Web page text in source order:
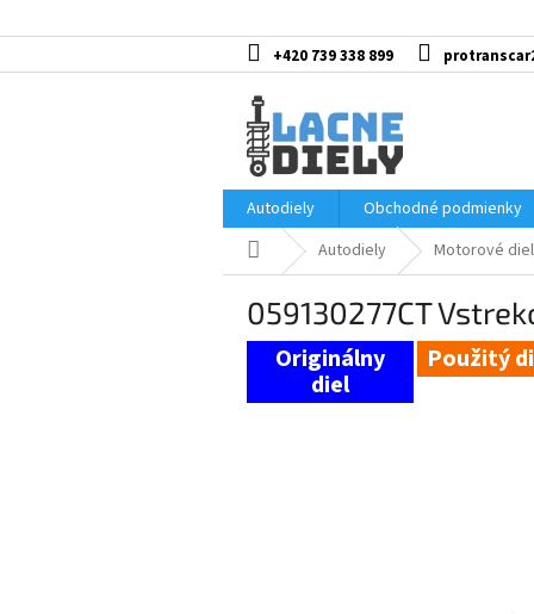
na
+420 739 338 899
Autodiely
Obchodné podmienky
DomovAutodiely Motorové
059130277CT
Použitý